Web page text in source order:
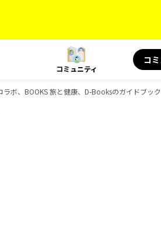
コミュニティ
コ
ボ、BOOKS 旅と健康、D-Booksのガイドブッ